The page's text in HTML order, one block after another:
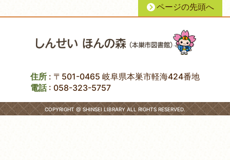
ページの先頭へ
住所 : 〒501-0465 岐阜県本巣市軽海424番地
電話: 058-323-5757
COPYRIGHT @ SHINSEI LIBRARY ALL RIGHTS RESERVED.